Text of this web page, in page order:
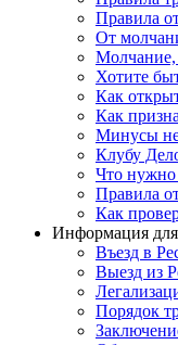
Правила
От
Молчание,
Хотите
Как
Как
Минусы
Клубу
Что нужно
Правила
Как
Информация
Въезд в
Выезд из
Порядок